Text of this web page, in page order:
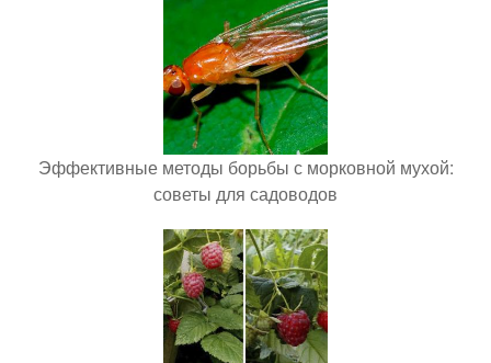
Эффективные методы борьбы с морковной мухой:
советы для садоводов